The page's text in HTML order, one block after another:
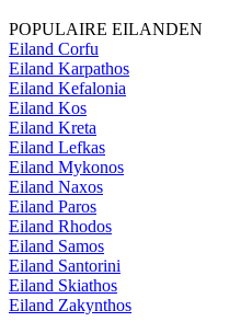
POPULAIRE EILANDEN
Eiland Corfu
Eiland Karpathos
Eiland Kefalonia
Eiland Kos
Eiland Kreta
Eiland Lefkas
Eiland Mykonos
Eiland Naxos
Eiland Paros
Eiland Rhodos
Eiland Samos
Eiland Santorini
Eiland Skiathos
Eiland Zakynthos